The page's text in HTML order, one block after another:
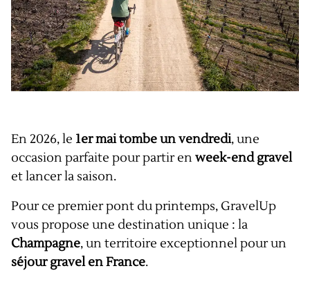
En 2026, le 1er mai tombe un vendredi, une
occasion parfaite pour partir enweek-end gravel
et lancer la saison.
Pour ce premier pont du printemps, GravelUp
vous propose une destination unique : la
Champagne, un territoire exceptionnel pour un
séjour gravel en France.